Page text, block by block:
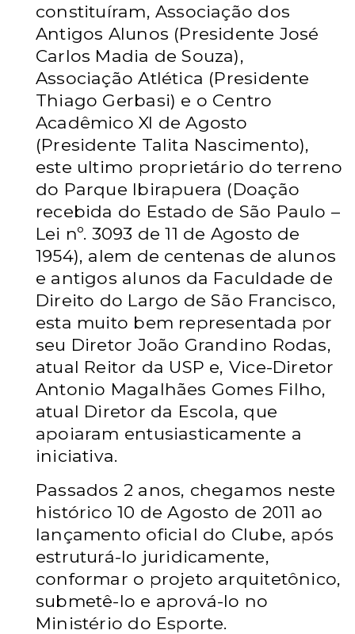
constituíram, Associação dos
Antigos Alunos (Presidente José
Carlos Madia de Souza),
Associação Atlética (Presidente
Thiago Gerbasi) e o Centro
Acadêmico XI de Agosto
(Presidente Talita Nascimento),
este ultimo proprietário do terreno
do Parque Ibirapuera (Doação
recebida do Estado de São Paulo –
Lei nº. 3093 de 11 de Agosto de
1954), alem de centenas de alunos
e antigos alunos da Faculdade de
Direito do Largo de São Francisco,
esta muito bem representada por
seu Diretor João Grandino Rodas,
atual Reitor da USP e, Vice-Diretor
Antonio Magalhães Gomes Filho,
atual Diretor da Escola, que
apoiaram entusiasticamente a
iniciativa.
Passados 2 anos, chegamos neste
histórico 10 de Agosto de 2011 ao
lançamento oficial do Clube, após
estruturá-lo juridicamente,
conformar o projeto arquitetônico,
submetê-lo e aprová-lo no
Ministério do Esporte.